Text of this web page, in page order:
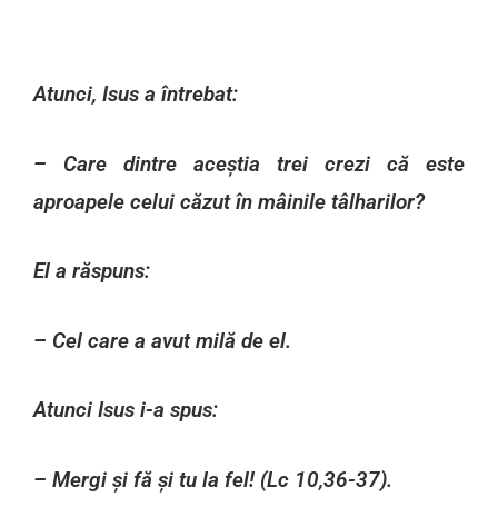
Atunci, Isus a întrebat:
– Care dintre aceștia trei crezi că este
aproapele celui căzut în mâinile tâlharilor?
El a răspuns:
– Cel care a avut milă de el.
Atunci Isus i-a spus:
– Mergi și fă și tu la fel! (Lc 10,36-37).